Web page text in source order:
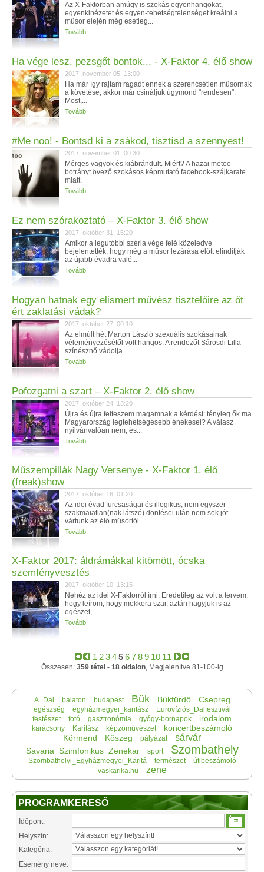
Az X-Faktorban amúgy is szokás egyenhangokat,
egyenkinézetet és egyen-tehetségtelenséget kreálni a
műsor elején még esetleg...
Tovább
Ha vége lesz, pezsgőt bontok... - X-Faktor 4. élő show
2017. november 05. 13:00
Ha már így rajtam ragadt ennek a szerencsétlen műsornak
a követése, akkor már csináljuk úgymond "rendesen".
Most,...
Tovább
#Me noo! - Bontsd ki a zsákod, tisztísd a szennyest!
2017. november 01. 00:30
Mérges vagyok és kiábrándult. Miért? A hazai metoo
botrányt övező szokásos képmutató facebook-szájkarate
miatt.
Tovább
Ez nem szórakoztató – X-Faktor 3. élő show
2017. október 31. 15:20
Amikor a legutóbbi széria vége felé közeledve
bejelentették, hogy még a műsor lezárása előtt elindítják
az újabb évadra való...
Tovább
Hogyan hatnak egy elismert művész tisztelőire az őt
ért zaklatási vádak?
2017. október 27. 00:10
Az elmúlt hét Marton László szexuális szokásainak
véleményezésétől volt hangos. A rendezőt Sárosdi Lilla
színésznő vádolja...
Tovább
Pofozgatni a szart – X-Faktor 2. élő show
2017. október 24. 13:20
Újra és újra felteszem magamnak a kérdést: tényleg ők ma
Magyarország legtehetségesebb énekesei? A válasz
nyilvánvalóan nem, és...
Tovább
Műszempillák Nagy Versenye - X-Faktor 1. élő
(freak)show
2017. október 16. 01:20
Az idei évad furcsaságai és illogikus, nem egyszer
szakmaiatlan(nak látszó) döntései után nem sok jót
vártunk az élő műsortól...
Tovább
X-Faktor 2017: áldrámákkal kitömött, ócska
szemfényvesztés
2017. október 10. 13:15
Nehéz az idei X-Faktorról írni. Eredetileg az volt a tervem,
hogy leírom, hogy mekkora szar, aztán hagyjuk is az
egészet,...
Tovább
1 23456789 10 11
Összesen: 359 tétel - 18 oldalon, Megjelenítve 81-100-ig
A_Dal balaton budapest Bük Bükfürdő Csepreg
egészség egyházmegyei_karitász
Eurovíziós_Dalfesztivál
festészet
fotó gasztronómia gyógy-bornapok irodalom
karácsony Karitász képzőművészet
koncertbeszámoló
Körmend
Kőszeg pályázat sárvár
Savaria_Szimfonikus_Zenekar sport Szombathely
Szombathelyi_Egyházmegyei_Karitá természet
útibeszámoló
vaskarika.hu
zene
PROGRAMKERESŐ
Időpont:
Helyszín:
Kategória:
Esemény neve: